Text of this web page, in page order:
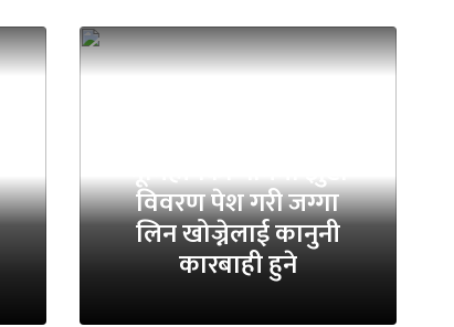
भूमिहीनका नाममा झुटा
विवरण पेश गरी जग्गा
लिन खोज्नेलाई कानुनी
कारबाही हुने